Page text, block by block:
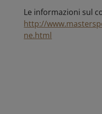
Le informazioni sul
http://
ne.html